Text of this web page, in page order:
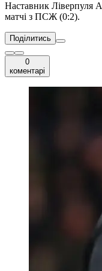
Наставник Ліверпуля
матчі з ПСЖ (0:2).
Поділитись
0
коментарі